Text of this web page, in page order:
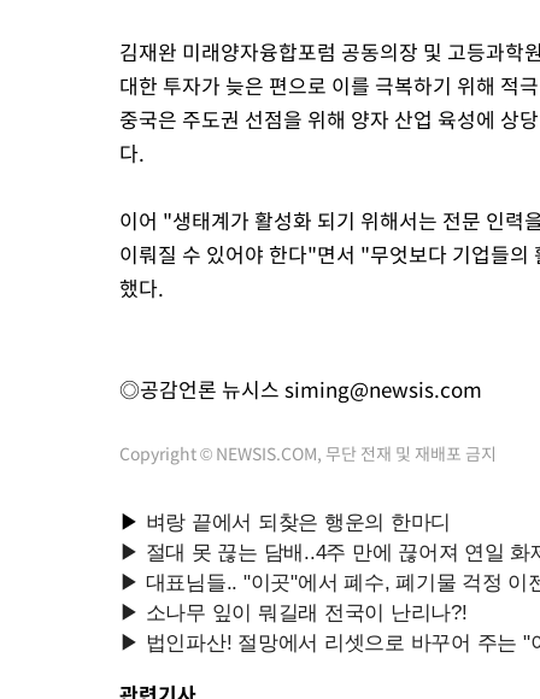
김재완 미래양자융합포럼 공동의장 및 고등과
대한 투자가 늦은 편으로 이를 극복하기 위해 적
중국은 주도권 선점을 위해 양자 산업 육성에 상
다.
이어 "생태계가 활성화 되기 위해서는 전문 인력
이뤄질 수 있어야 한다"면서 "무엇보다 기업들
했다.
◎공감언론 뉴시스 siming@newsis.com
Copyright © NEWSIS.COM, 무단 전재 및 재배포 금지